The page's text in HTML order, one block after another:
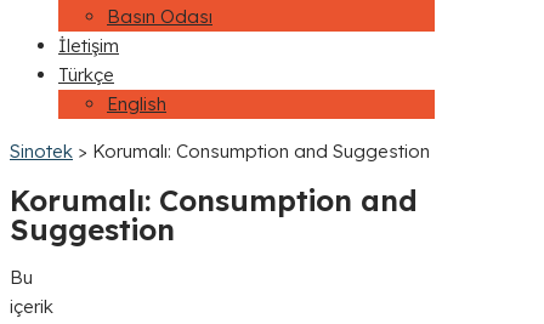
Basın Odası
İletişim
Türkçe
English
Sinotek > Korumalı: Consumption and Suggestion
Korumalı: Consumption and
Suggestion
Bu
içerik